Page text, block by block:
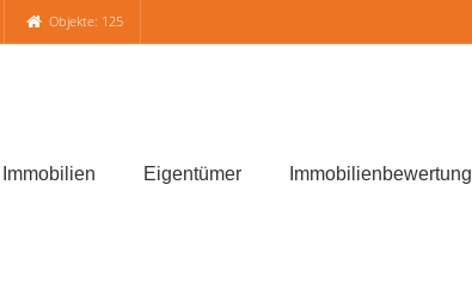
Objekte: 125
Immobilien Eigentümer Immobilienbewertung